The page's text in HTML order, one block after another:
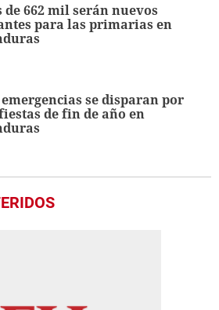
de 662 mil serán nuevos
para las primarias en
se disparan por
de fin de año en